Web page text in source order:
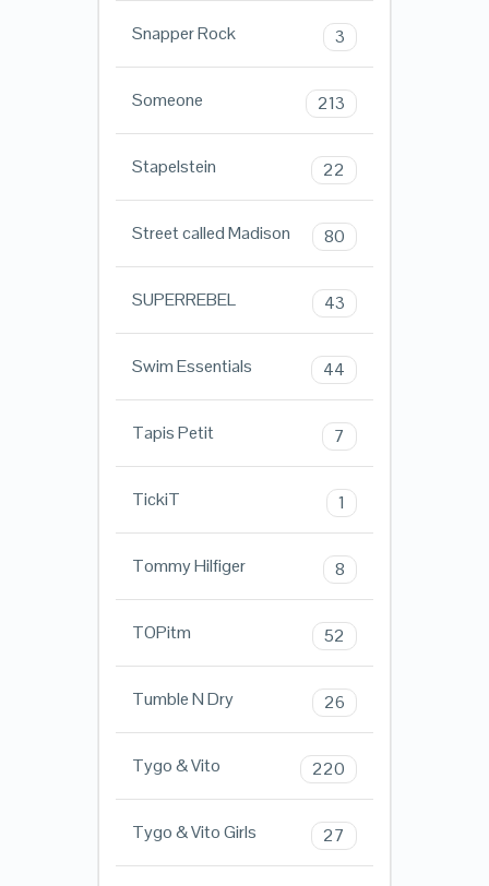
Snapper Rock 3
Someone 213
Stapelstein 22
Street called Madison 80
SUPERREBEL 43
Swim Essentials 44
Tapis Petit 7
TickiT 1
Tommy Hilfiger 8
TOPitm 52
Tumble N Dry 26
Tygo & Vito 220
Tygo & Vito Girls 27